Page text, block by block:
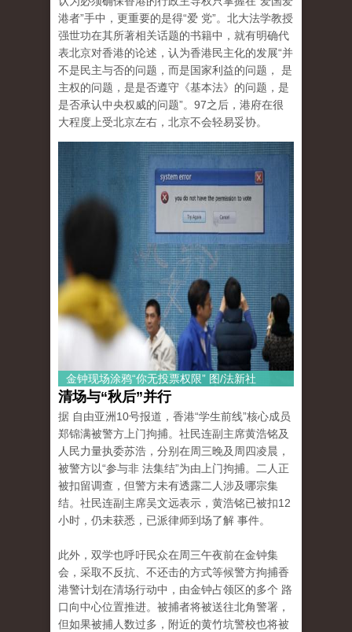
港者”手中，更重要的是得“爱 党”。北大法学教授
强世功在其所著相关话题的书籍中，就有明确代
表北京对香港的论述，认为香港民主化的发展“并
不是民主与否的问题，而是国家利益的问题， 是
主权的问题，是是否遵守《基本法》的问题，是
是否承认中央权威的问题”。97之后，港府在很
大程度上受北京左右，北京不会轻易妥协。
金钟现场涂鸦“你无投票权限” 图/法新社
清场与“秋后”并行
据 自由亚洲10号报道，香港“学生前线”核心成员
郑锦满被警方上门拘捕。社民连副主席黄浩铭及
人民力量执委苏浩，分别在周三晚及周四凌晨，
被警方以“参与非 法集结”为由上门拘捕。二人正
被扣留调查，但警方未有透露二人涉及哪宗集
结。社民连副主席吴文远表示，黄浩铭已被扣12
小时，仍未获悉，已派律师到场了解 事件。
此外，双学也呼吁民众在周三午夜前在金钟集
会，采取不反抗、不还击的方式等候警方拘捕香
港警计划在清场行动中，由金钟占领区的多个 路
口向中心位置推进。被捕者将被送往北角警署，
但如果被捕人数过多，附近的黄竹坑警校也将被